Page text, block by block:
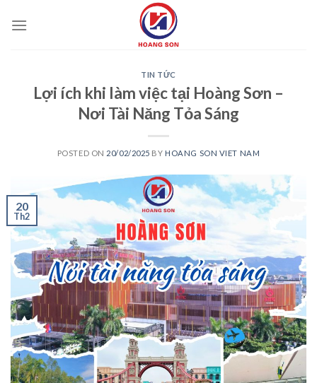
TIN TỨC
Lợi ích khi làm việc tại Hoàng Sơn –
Nơi Tài Năng Tỏa Sáng
POSTED ON 20/02/2025 BY HOANG SON VIET NAM
20
Th2